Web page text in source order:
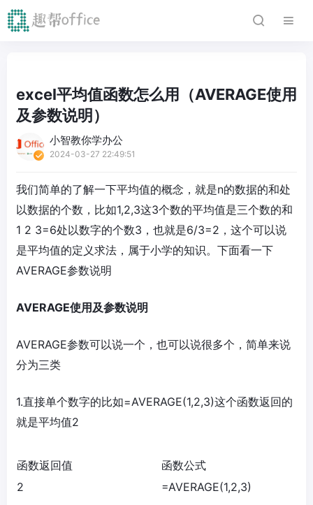
excel平均值函数怎么用（AVERAGE使用
及参数说明）
小智教你学办公
2024-03-27 22:49:51
我们简单的了解一下平均值的概念，就是n的数据的和处
以数据的个数，比如1,2,3这3个数的平均值是三个数的和
1 2 3=6处以数字的个数3，也就是6/3=2，这个可以说
是平均值的定义求法，属于小学的知识。下面看一下
AVERAGE参数说明
AVERAGE使用及参数说明
AVERAGE参数可以说一个，也可以说很多个，简单来说
分为三类
1.直接单个数字的比如=AVERAGE(1,2,3)这个函数返回的
就是平均值2
函数返回值
函数公式
2
=AVERAGE(1,2,3)